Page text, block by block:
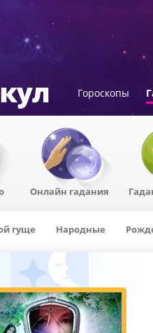
Гороскопы
Онлайн гадания
гуще Народные